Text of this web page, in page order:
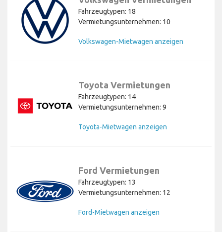
Fahrzeugtypen: 18
Vermietungsunternehmen: 10
Volkswagen-Mietwagen anzeigen
Toyota Vermietungen
Fahrzeugtypen: 14
Vermietungsunternehmen: 9
Toyota-Mietwagen anzeigen
Ford Vermietungen
Fahrzeugtypen: 13
Vermietungsunternehmen: 12
Ford-Mietwagen anzeigen